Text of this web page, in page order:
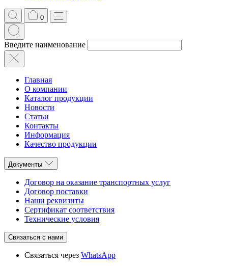
0
Введите наименование
Главная
О компании
Каталог продукции
Новости
Статьи
Контакты
Информация
Качество продукции
Документы
Договор на оказание транспортных услуг
Договор поставки
Наши реквизиты
Сертификат соответствия
Технические условия
Связаться с нами
Связаться через WhatsApp